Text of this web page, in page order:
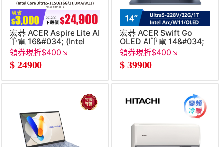
宏碁 ACER Aspire Lite AI
筆電 16&#034; (Intel
Core Ultra5-
115U&#47;16G&#47;1T&#47;UMA&#47;W11)
-銀
領券現折$400↘
$ 24900
宏碁 ACER Swift Go
OLED AI筆電 14&#034;
(Intel Core Ultra5-
領券現折$400↘
$ 39900